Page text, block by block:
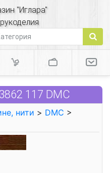
"Иглара"
117 DMC
нити > DMC >